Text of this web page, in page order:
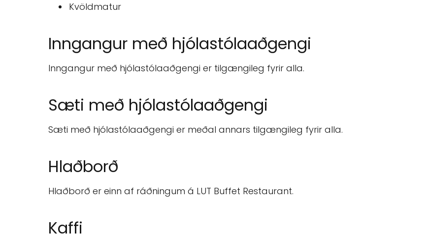
Kvöldmatur
Inngangur með hjólastólaaðgengi
Inngangur með hjólastólaaðgengi er tilgængileg fyrir alla.
Sæti með hjólastólaaðgengi
Sæti með hjólastólaaðgengi er meðal annars tilgængileg fyrir alla.
Hlaðborð
Hlaðborð er einn af ráðningum á LUT Buffet Restaurant.
Kaffi